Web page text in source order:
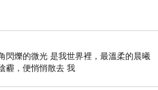
閃爍的微光 是我世界裡，最溫柔的晨曦
霾，便悄悄散去 我